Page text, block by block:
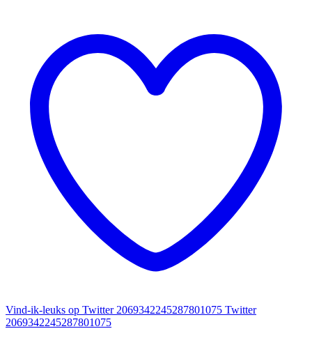
Vind-ik-leuks op Twitter 2069342245287801075 Twitter
2069342245287801075